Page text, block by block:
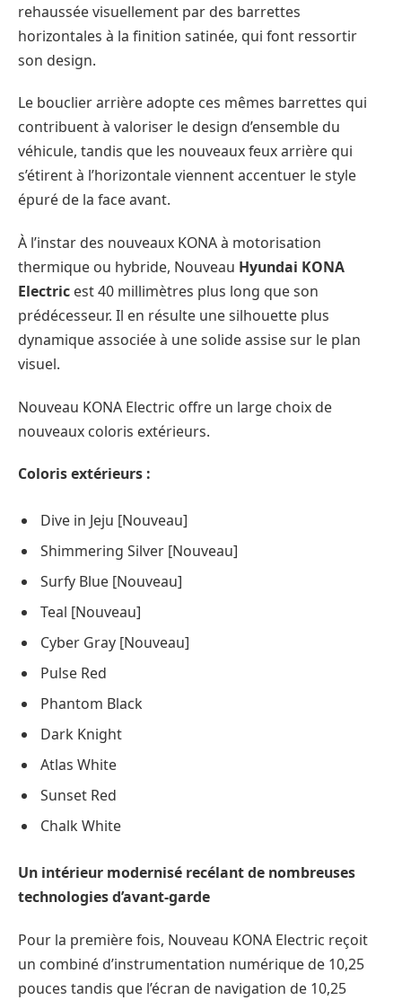
rehaussée visuellement par des barrettes
horizontales à la finition satinée, qui font ressortir
son design.
Le bouclier arrière adopte ces mêmes barrettes qui
contribuent à valoriser le design d’ensemble du
véhicule, tandis que les nouveaux feux arrière qui
s’étirent à l’horizontale viennent accentuer le style
épuré de la face avant.
À l’instar des nouveaux KONA à motorisation
thermique ou hybride, Nouveau Hyundai KONA
Electric est 40 millimètres plus long que son
prédécesseur. Il en résulte une silhouette plus
dynamique associée à une solide assise sur le plan
visuel.
Nouveau KONA Electric offre un large choix de
nouveaux coloris extérieurs.
Coloris extérieurs :
Dive in Jeju [Nouveau]
Shimmering Silver [Nouveau]
Surfy Blue [Nouveau]
Teal [Nouveau]
Cyber Gray [Nouveau]
Pulse Red
Phantom Black
Dark Knight
Atlas White
Sunset Red
Chalk White
Un intérieur modernisé recélant de nombreuses
technologies d’avant-garde
Pour la première fois, Nouveau KONA Electric reçoit
un combiné d’instrumentation numérique de 10,25
pouces tandis que l’écran de navigation de 10,25